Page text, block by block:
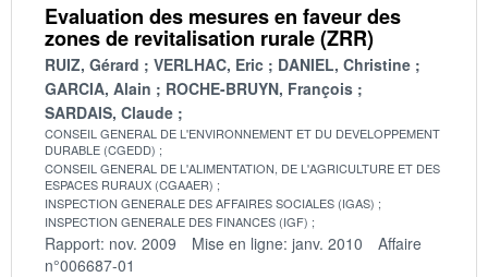
Evaluation des mesures en faveur des
zones de revitalisation rurale (ZRR)
RUIZ, Gérard VERLHAC, Eric
DANIEL, Christine
GARCIA, Alain
ROCHE-BRUYN, François
SARDAIS, Claude
CONSEIL GENERAL DE L'ENVIRONNEMENT ET DU DEVELOPPEMENT
DURABLE (CGEDD)
CONSEIL GENERAL DE L'ALIMENTATION, DE L'AGRICULTURE ET DES
ESPACES RURAUX (CGAAER)
INSPECTION GENERALE DES AFFAIRES SOCIALES (IGAS)
INSPECTION GENERALE DES FINANCES (IGF)
Rapport: nov. 2009 Mise en ligne: janv. 2010
Affaire
n°006687-01